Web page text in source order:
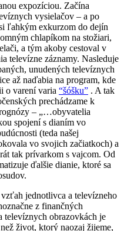
expozíciou. Začína
vysielačov – a po
ľahkým exkurzom do dejín
chlapíkom na stožiari,
a tým akoby cestoval v
televízne záznamy. Nasleduje
unudených televíznych
až naďabia na program, kde
o varení varia “šóšku” . A tak
prechádzame k
– „…obyvatelia
spojení s dianím vo
(teda našej
vo svojich začiatkoch) a
tak prívarkom s vajcom. Od
ďalšie dianie, ktoré sa
jednotlivca a televízneho
z finančných
televíznych obrazovkách je
život, ktorý naozaj žijeme,